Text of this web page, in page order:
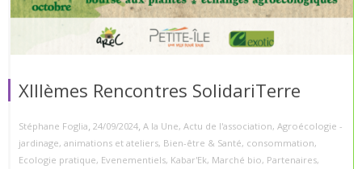
XIIIèmes Rencontres SolidariTerre
Stéphane Foglia, 24/09/2024, A la Une, Actu de l'association, Agroécologie -
jardinage, animations et ateliers, Bien-être & Santé, consommation,
Ecologie pratique, Evenementiels, Kabar'Ek, Marché bio, Partenaires,